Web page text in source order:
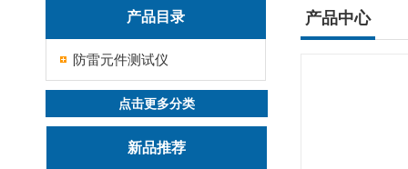
产品目录
防雷元件测试仪
点击更多分类
新品推荐
产品中心